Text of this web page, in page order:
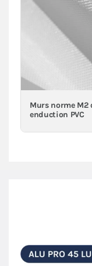
Murs norme M2
enduction PVC